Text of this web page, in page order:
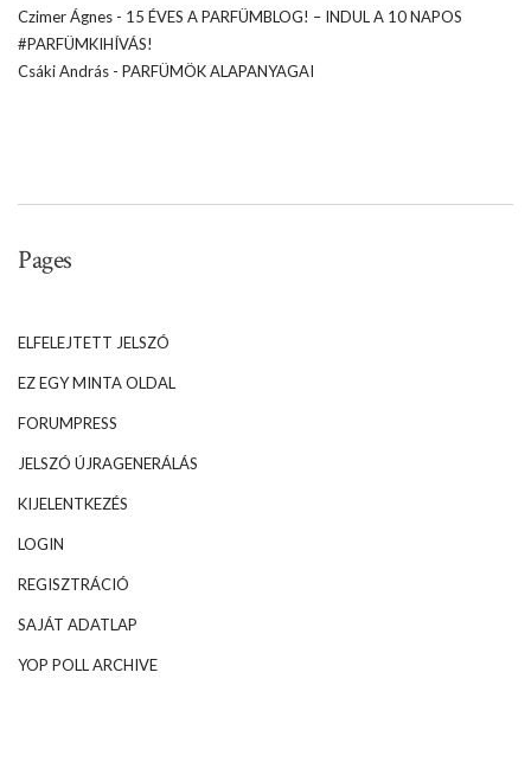
Czimer Ágnes - 15 ÉVES A PARFÜMBLOG! – INDUL A 10 NAPOS
#PARFÜMKIHÍVÁS!
Csáki András - PARFÜMÖK ALAPANYAGAI
Pages
ELFELEJTETT JELSZÓ
EZ EGY MINTA OLDAL
FORUMPRESS
JELSZÓ ÚJRAGENERÁLÁS
KIJELENTKEZÉS
LOGIN
REGISZTRÁCIÓ
SAJÁT ADATLAP
YOP POLL ARCHIVE